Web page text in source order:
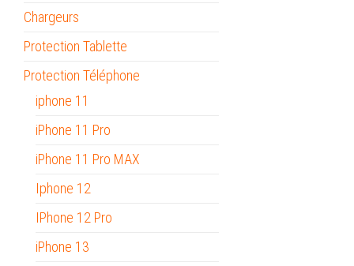
Chargeurs
Protection Tablette
Protection Téléphone
iphone 11
iPhone 11 Pro
iPhone 11 Pro MAX
Iphone 12
IPhone 12 Pro
iPhone 13